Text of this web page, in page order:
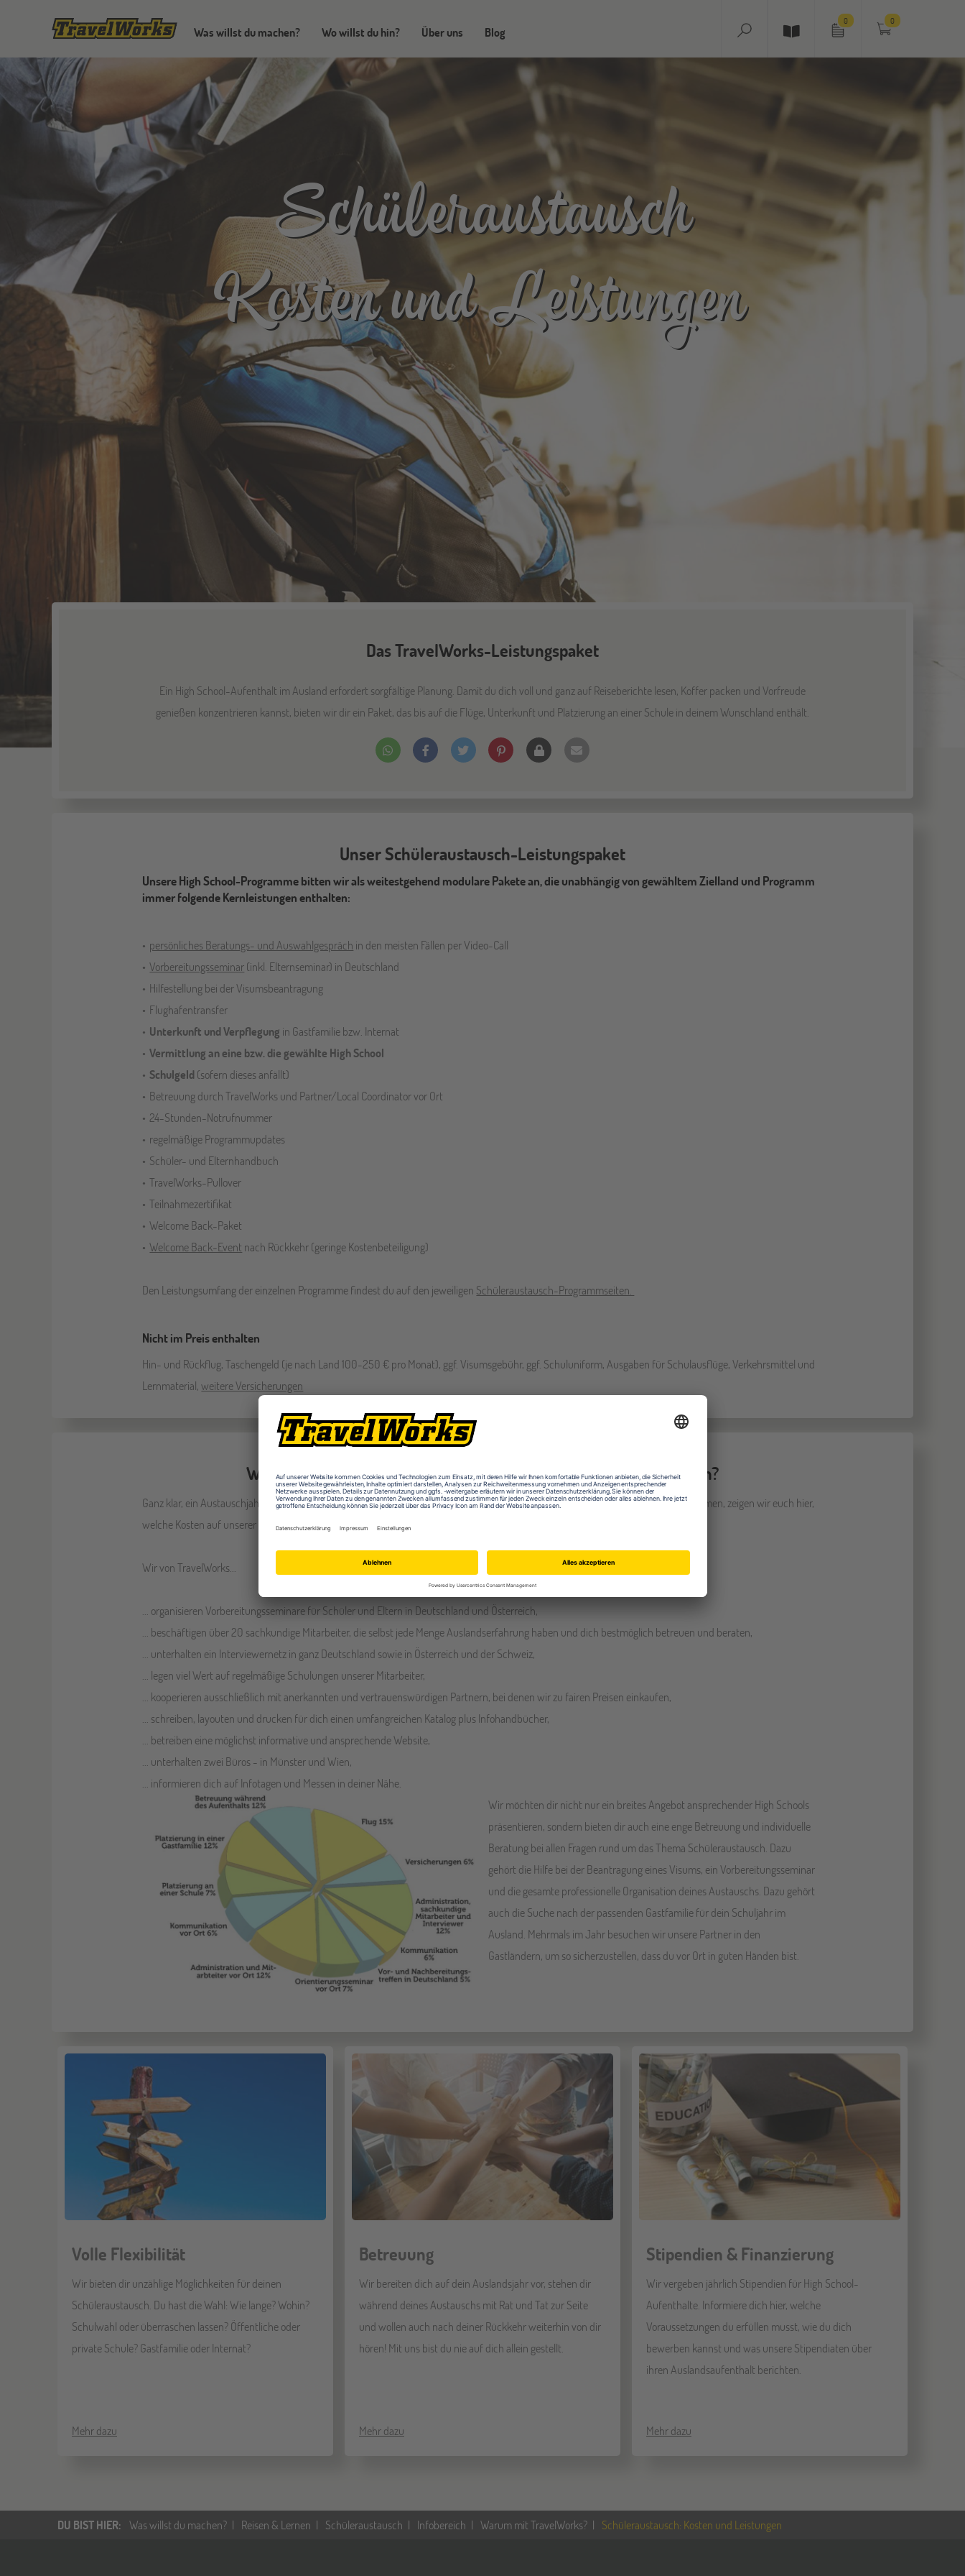
Was willst du machen? Wo willst du hin? Über uns Blog
0 0
Schüleraustausch
Kosten und Leistungen
Das TravelWorks-Leistungspaket
Ein High School-Aufenthalt im Ausland erfordert sorgfältige Planung. Damit du dich voll und ganz auf Reiseberichte lesen, Koffer packen und Vorfreude
genießen konzentrieren kannst, bieten wir dir ein Paket, das bis auf die Flüge, Unterkunft und Platzierung an einer Schule in deinem Wunschland enthält.
Unser Schüleraustausch-Leistungspaket
Unsere High School-Programme bitten wir als weitestgehend modulare Pakete an, die unabhängig von gewähltem Zielland und Programm
immer folgende Kernleistungen enthalten:
persönliches Beratungs- und Auswahlgespräch in den meisten Fällen per Video-Call
Vorbereitungsseminar(inkl. Elternseminar) in Deutschland
Hilfestellung bei der Visumsbeantragung
Flughafentransfer
Unterkunft und Verpflegung in Gastfamilie bzw. Internat
Vermittlung an eine bzw. die gewählte High School
Schulgeld (sofern dieses anfällt)
Betreuung durch TravelWorks und Partner/Local Coordinator vor Ort
24-Stunden-Notrufnummer
regelmäßige Programmupdates
Schüler- und Elternhandbuch
TravelWorks-Pullover
Teilnahmezertifikat
Welcome Back-Paket
Welcome Back-Event nach Rückkehr (geringe Kostenbeteiligung)
Den Leistungsumfang der einzelnen Programme findest du auf den jeweiligen Schüleraustausch-Programmseiten.
Nicht im Preis enthalten
Hin- und Rückflug, Taschengeld (je nach Land 100-250 € pro Monat), ggf. Visumsgebühr, ggf. Schuluniform, Ausgaben für Schulausflüge, Verkehrsmittel und
Lernmaterial,weitere Versicherungen
Wie setzen sich die Kosten für einen Schüleraustausch zusammen?
Ganz klar, ein Austauschjahr ist nicht billig. Damit du und auch deine Eltern nachvollziehen können, wie unsere Preise zustande kommen, zeigen wir euch hier,
welche Kosten auf unserer Seite entstehen.
Wir von TravelWorks...
... organisieren Vorbereitungsseminare für Schüler und Eltern in Deutschland und Österreich,
... beschäftigen über 20 sachkundige Mitarbeiter, die selbst jede Menge Auslandserfahrung haben und dich bestmöglich betreuen und beraten,
... unterhalten ein Interviewernetz in ganz Deutschland sowie in Österreich und der Schweiz,
... legen viel Wert auf regelmäßige Schulungen unserer Mitarbeiter,
... kooperieren ausschließlich mit anerkannten und vertrauenswürdigen Partnern, bei denen wir zu fairen Preisen einkaufen,
... schreiben, layouten und drucken für dich einen umfangreichen Katalog plus Infohandbücher,
... betreiben eine möglichst informative und ansprechende Website,
... unterhalten zwei Büros - in Münster und Wien,
... informieren dich auf Infotagen und Messen in deiner Nähe.
Wir möchten dir nicht nur ein breites Angebot ansprechender High Schools
präsentieren, sondern bieten dir auch eine enge Betreuung und individuelle
Beratung bei allen Fragen rund um das Thema Schüleraustausch. Dazu
gehört die Hilfe bei der Beantragung eines Visums, ein Vorbereitungsseminar
und die gesamte professionelle Organisation deines Austauschs. Dazu gehört
auch die Suche nach der passenden Gastfamilie für dein Schuljahr im
Ausland. Mehrmals im Jahr besuchen wir unsere Partner in den
Gastländern, um so sicherzustellen, dass du vor Ort in guten Händen bist.
Volle Flexibilität
Wir bieten dir unzählige Möglichkeiten für deinen
Schüleraustausch. Du hast die Wahl: Wie lange? Wohin?
Schulwahl oder überraschen lassen? Öffentliche oder
private Schule? Gastfamilie oder Internat?
Mehr dazu
Betreuung
Wir bereiten dich auf dein Auslandsjahr vor, stehen dir
während deines Austauschs mit Rat und Tat zur Seite
und wollen auch nach deiner Rückkehr weiterhin von dir
hören! Mit uns bist du nie auf dich allein gestellt.
Mehr dazu
Stipendien & Finanzierung
Wir vergeben jährlich Stipendien für High School-
Aufenthalte. Informiere dich hier, welche
Voraussetzungen du erfüllen musst, wie du dich
bewerben kannst und was unsere Stipendiaten über
ihren Auslandsaufenthalt berichten.
Mehr dazu
DU BIST HIER: Was willst du machen? Reisen & Lernen Schüleraustausch Infobereich Warum mit TravelWorks? Schüleraustausch: Kosten und Leistungen